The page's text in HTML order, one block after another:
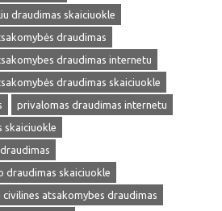
draudimas skaiciuokle
draudimas
draudimas internetu
draudimas skaiciuokle
privalomas draudimas internetu
skaiciuokle
skaiciuokle
atsakomybes draudimas